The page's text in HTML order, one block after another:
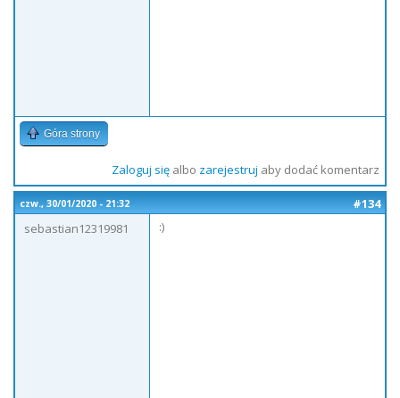
Góra strony
Zaloguj sięalbo zarejestruj aby dodać komentarz
czw., 30/01/2020 - 21:32
#134
sebastian12319981
:)